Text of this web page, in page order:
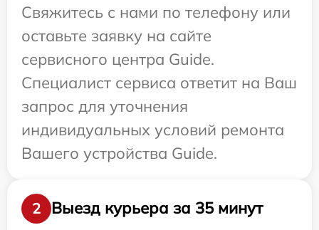
Свяжитесь с нами по телефону или
оставьте заявку на сайте
сервисного центра Guide.
Специалист сервиса ответит на Ваш
запрос для уточнения
индивидуальных условий ремонта
Вашего устройства Guide.
2 Выезд курьера за 35 минут